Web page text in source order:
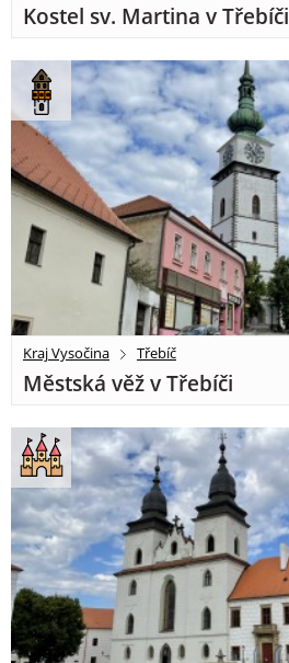
Kostel sv. Martina v Třebíči
Kraj Vysočina Třebíč
Městská věž v Třebíči